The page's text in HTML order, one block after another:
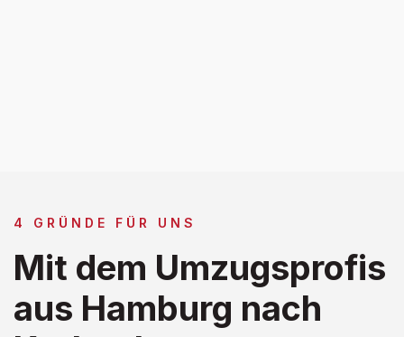
4 GRÜNDE FÜR UNS
Mit dem Umzugsprofis
aus Hamburg nach